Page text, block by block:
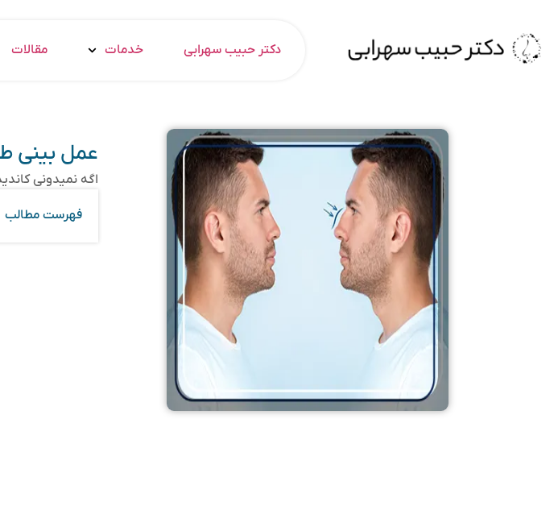
دکتر حبیب سهرابی خدمات مقالات
عمل بینی
اگه نمیدونی
فهرست مطالب